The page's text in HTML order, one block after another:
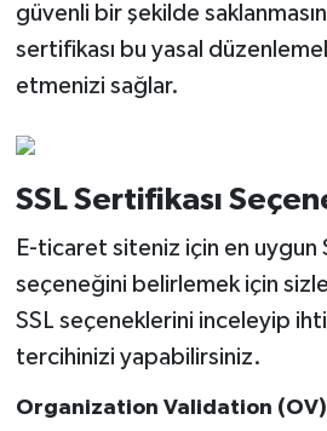
güvenli bir şekilde
sertifikası bu yasal
etmenizi sağlar.
SSL Sertifikası
E-ticaret siteniz için en uygun
seçeneğini belirlemek için
SSL seçeneklerini inceleyip
tercihinizi yapabilirsiniz.
Organization Validation (OV)